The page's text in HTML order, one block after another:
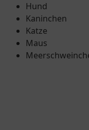
Hund
Kaninchen
Katze
Maus